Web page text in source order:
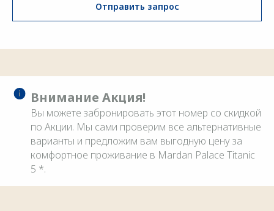
Отправить запрос
Внимание Акция!
Вы можете забронировать этот номер со скидкой
по Акции. Мы сами проверим все альтернативные
варианты и предложим вам выгодную цену за
комфортное проживание в Mardan Palace Titanic
5 *.